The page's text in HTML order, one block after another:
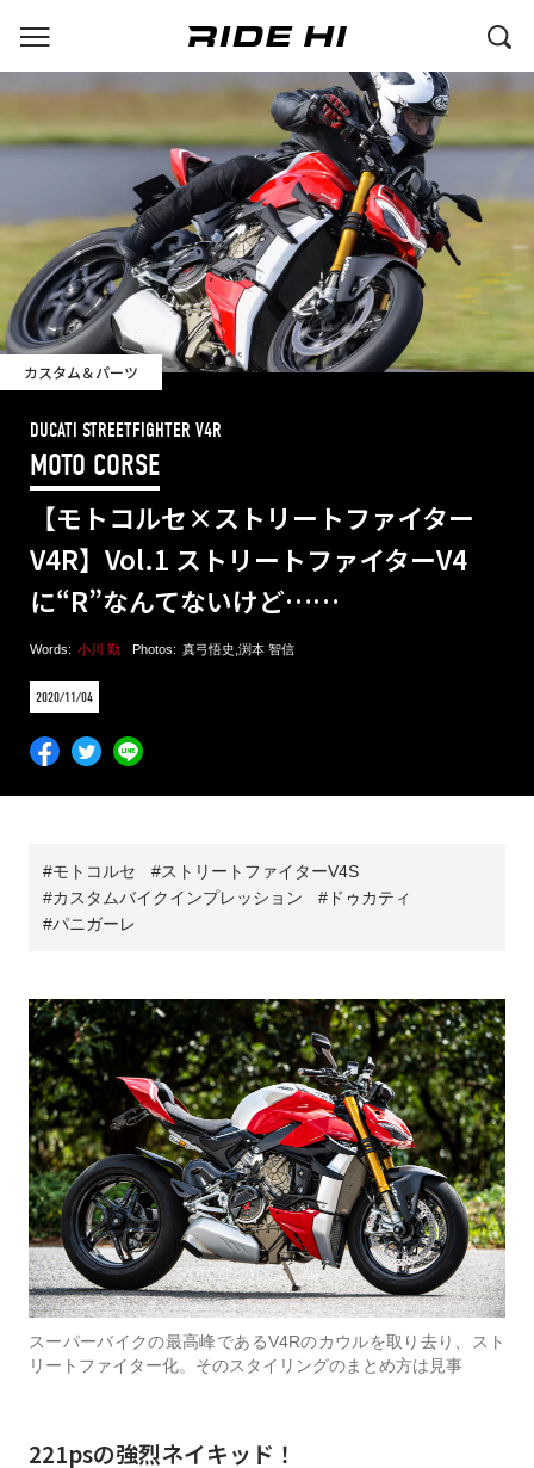
カスタム＆パーツ
DUCATI STREETFIGHTER V4R
MOTO CORSE
【モトコルセ×ストリートファイター
V4R】Vol.1 ストリートファイターV4
に“R”なんてないけど……
Words: 小川 勤 Photos: 真弓悟史 ,渕本 智信
2020/11/04
モトコルセ
ストリートファイターV4S
カスタムバイクインプレッション
ドゥカティ
パニガーレ
スーパーバイクの最高峰であるV4Rのカウルを取り去り、スト
リートファイター化。そのスタイリングのまとめ方は見事
221psの強烈ネイキッド！